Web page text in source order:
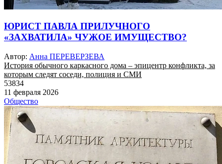
ЮРИСТ ПАВЛА ПРИЛУЧНОГО
«ЗАХВАТИЛА» ЧУЖОЕ ИМУЩЕСТВО?
Автор: Анна ПЕРЕВЕРЗЕВА
История обычного каркасного дома – эпицентр конфликта, за
которым следят соседи, полиция и СМИ
53834
11 февраля 2026
Общество